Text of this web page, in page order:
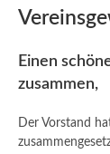
Einen
zusammen,
Der Vorstand